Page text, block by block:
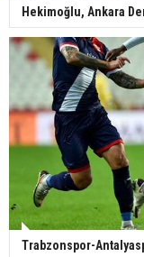
Hekimoğlu, Ankara
Trabzonspor-